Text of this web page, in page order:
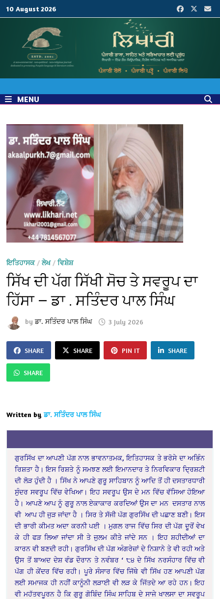
10 August 2026
MENU
ਇਤਿਹਾਸਕ/ਲੇਖ/ਵਿਸ਼ੇਸ਼
ਸਿੱਖ ਦੀ ਪੱਗ ਸਿੱਖੀ ਸੋਚ ਤੇ ਸਵਰੂਪ ਦਾ
ਹਿੱਸਾ — ਡਾ . ਸਤਿੰਦਰ ਪਾਲ ਸਿੰਘ
byਡਾ. ਸਤਿੰਦਰ ਪਾਲ ਸਿੰਘ 3 July 2026
SHARE SHARE PIN IT SHARE
SHARE
Written by ਡਾ. ਸਤਿੰਦਰ ਪਾਲ ਸਿੰਘ
ਗੁਰਸਿੱਖ ਦਾ ਆਪਣੀ ਪੱਗ ਨਾਲ ਭਾਵਨਾਤਮਕ, ਇਤਿਹਾਸਕ ਤੇ ਭਰੋਸੇ ਦਾ ਅਭਿੰਨ
ਰਿਸ਼ਤਾ ਹੈ। ਇਸ ਰਿਸ਼ਤੇ ਨੂੰ ਸਮਝਣ ਲਈ ਇਮਾਨਦਾਰ ਤੇ ਨਿਰਵਿਕਾਰ ਦ੍ਰਿਸ਼ਟੀ
ਦੀ ਲੋੜ ਹੁੰਦੀ ਹੈ । ਸਿੱਖ ਨੇ ਆਪਣੇ ਗੁਰੂ ਸਾਹਿਬਾਨ ਨੂੰ ਆਦਿ ਤੋਂ ਹੀ ਦਸਤਾਰਧਾਰੀ
ਸੁੰਦਰ ਸਵਰੂਪ ਵਿੱਚ ਵੇਖਿਆ। ਇਹ ਸਵਰੂਪ ਉਸ ਦੇ ਮਨ ਵਿੱਚ ਵੱਸਿਆ ਹੋਇਆ
ਹੈ। ਆਪਣੇ ਆਪ ਨੂੰ ਗੁਰੂ ਨਾਲ ਏਕਾਕਾਰ ਕਰਦਿਆਂ ਉਸ ਦਾ ਮਨ ਦਸਤਾਰ ਨਾਲ
ਵੀ ਆਪ ਹੀ ਜੁੜ ਜਾਂਦਾ ਹੈ । ਸਿਰ ਤੇ ਸੱਜੀ ਪੱਗ ਗੁਰਸਿੱਖ ਦੀ ਪਛਾਣ ਬਣੀ। ਇਸ
ਦੀ ਭਾਰੀ ਕੀਮਤ ਅਦਾ ਕਰਨੀ ਪਈ । ਮੁਗਲ ਰਾਜ ਵਿੱਚ ਸਿਰ ਦੀ ਪੱਗ ਦੂਰੋਂ ਵੇਖ
ਕੇ ਹੀ ਫੜ ਲਿਆ ਜਾਂਦਾ ਸੀ ਤੇ ਜੁਲਮ ਕੀਤੇ ਜਾਂਦੇ ਸਨ । ਇਹ ਸ਼ਹੀਦੀਆਂ ਦਾ
ਕਾਰਨ ਵੀ ਬਣਦੀ ਰਹੀ। ਗੁਰਸਿੱਖ ਦੀ ਪੱਗ ਅੰਗਰੇਜ਼ਾਂ ਦੇ ਨਿਸ਼ਾਨੇ ਤੇ ਵੀ ਰਹੀ ਅਤੇ
ਉਸ ਤੋਂ ਬਾਅਦ ਦੇਸ਼ ਵੰਡ ਦੌਰਾਨ ਤੇ ਨਵੰਬਰ ‘ ੮੪ ਦੇ ਸਿੱਖ ਨਰਸੰਹਾਰ ਵਿੱਚ ਵੀ
ਪੱਗ ਹੀ ਕੇਂਦਰ ਵਿੱਚ ਰਹੀ। ਪੂਰੇ ਸੰਸਾਰ ਵਿੱਚ ਜਿੱਥੇ ਵੀ ਸਿੱਖ ਹਣ ਆਪਣੀ ਪੱਗ
ਲਈ ਸਮਾਜਕ ਹੀ ਨਹੀਂ ਕਾਨੂੰਨੀ ਲੜਾਈ ਵੀ ਲੜ ਕੇ ਜਿੱਤਦੇ ਆ ਰਹੇ ਹਨ। ਇਹ
ਵੀ ਮਹੱਤਵਪੂਰਨ ਹੈ ਕਿ ਗੁਰੂ ਗੋਬਿੰਦ ਸਿੰਘ ਸਾਹਿਬ ਦੇ ਸਾਜੇ ਖਾਲਸਾ ਦਾ ਸਵਰੂਪ